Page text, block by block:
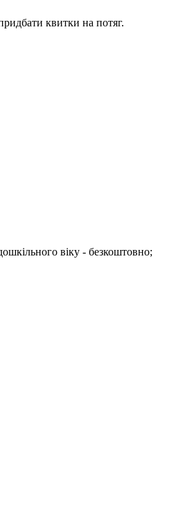
квитки на потяг.
віку - безкоштовно;